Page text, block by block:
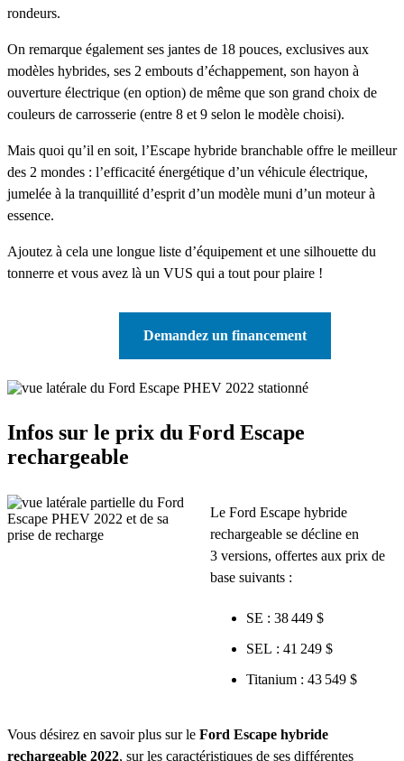
rondeurs.
On remarque également ses jantes de 18 pouces, exclusives aux
modèles hybrides, ses 2 embouts d’échappement, son hayon à
ouverture électrique (en option) de même que son grand choix de
couleurs de carrosserie (entre 8 et 9 selon le modèle choisi).
Mais quoi qu’il en soit, l’Escape hybride branchable offre le meilleur
des 2 mondes : l’efficacité énergétique d’un véhicule électrique,
jumelée à la tranquillité d’esprit d’un modèle muni d’un moteur à
essence.
Ajoutez à cela une longue liste d’équipement et une silhouette du
tonnerre et vous avez là un VUS qui a tout pour plaire !
Demandez un financement
Infos sur le prix du Ford Escape
rechargeable
Le Ford Escape hybride
rechargeable se décline en
3 versions, offertes aux prix de
base suivants :
SE : 38 449 $
SEL : 41 249 $
Titanium : 43 549 $
Vous désirez en savoir plus sur le Ford Escape hybride
rechargeable 2022, sur les caractéristiques de ses différentes